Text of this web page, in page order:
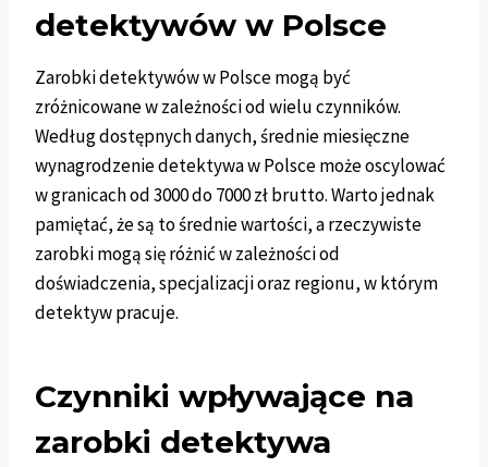
detektywów w Polsce
Zarobki detektywów w Polsce mogą być
zróżnicowane w zależności od wielu czynników.
Według dostępnych danych, średnie miesięczne
wynagrodzenie detektywa w Polsce może oscylować
w granicach od 3000 do 7000 zł brutto. Warto jednak
pamiętać, że są to średnie wartości, a rzeczywiste
zarobki mogą się różnić w zależności od
doświadczenia, specjalizacji oraz regionu, w którym
detektyw pracuje.
Czynniki wpływające na
zarobki detektywa